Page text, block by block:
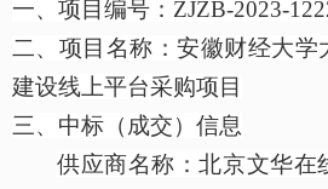
一、项目编号： ZJZB-2023-
二、项目名称：安徽财经大学
建设线上平台采购项目
三、中标（成交）信息
供应商名称：北京文华在